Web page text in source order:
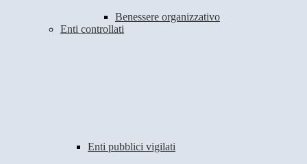
Benessere organizzativo
Enti controllati
Enti pubblici vigilati